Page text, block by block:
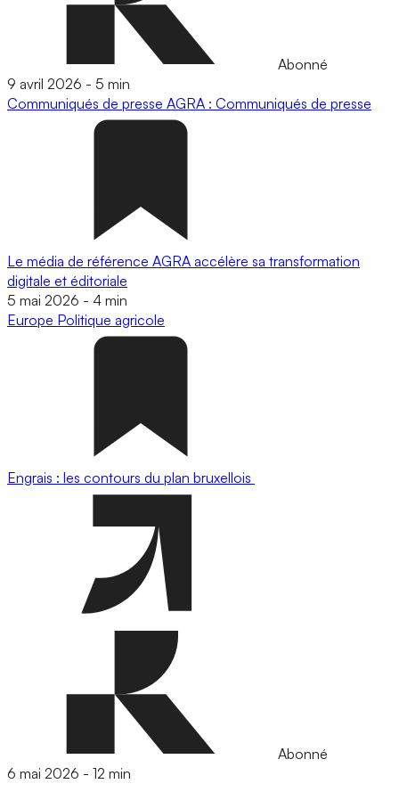
Abonné
9 avril 2026 - 5 min
Communiqués de presse AGRA : Communiqués de presse
Le média de référence AGRA accélère sa transformation
digitale et éditoriale
5 mai 2026 - 4 min
Europe Politique agricole
Engrais : les contours du plan bruxellois
Abonné
6 mai 2026 - 12 min